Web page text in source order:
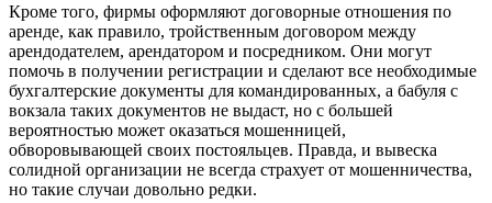
Кроме того, фирмы оформляют договорные отношения по
аренде, как правило, тройственным договором между
арендодателем, арендатором и посредником. Они могут
помочь в получении регистрации и сделают все необходимые
бухгалтерские документы для командированных, а бабуля с
вокзала таких документов не выдаст, но с большей
вероятностью может оказаться мошенницей,
обворовывающей своих постояльцев. Правда, и вывеска
солидной организации не всегда страхует от мошенничества,
но такие случаи довольно редки.